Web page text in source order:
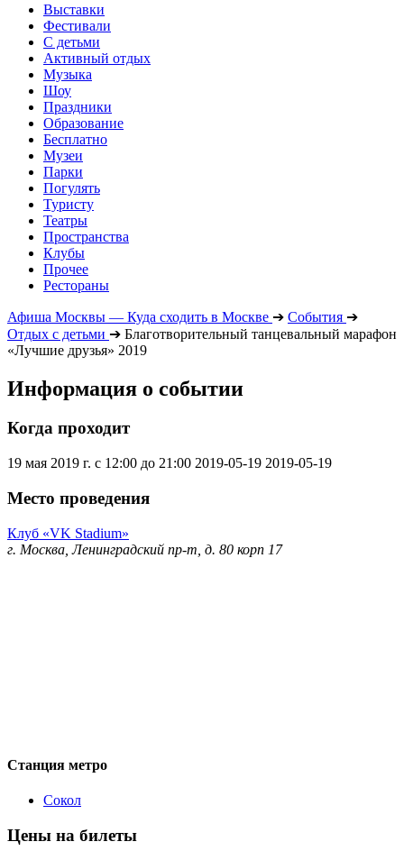
Выставки
Фестивали
С детьми
Активный отдых
Музыка
Шоу
Праздники
Образование
Бесплатно
Музеи
Парки
Погулять
Туристу
Театры
Пространства
Клубы
Прочее
Рестораны
Афиша Москвы — Куда сходить в Москве ➔ События ➔
Отдых с детьми ➔ Благотворительный танцевальный марафон
«Лучшие друзья» 2019
Информация о событии
Когда проходит
19 мая 2019 г. с 12:00 до 21:00 2019-05-19 2019-05-19
Место проведения
Клуб «VK Stadium»
г. Москва, Ленинградский пр-т, д. 80 корп 17
Станция метро
Сокол
Цены на билеты